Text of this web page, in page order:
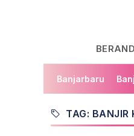
Banjarbaru
TAG: BANJIR